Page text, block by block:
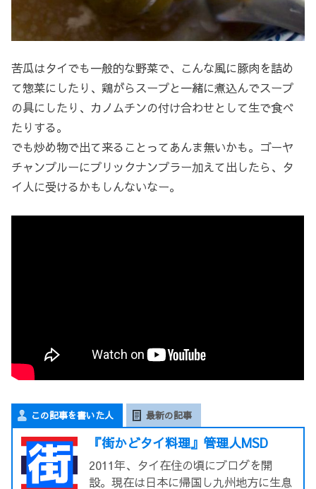
苦瓜はタイでも一般的な野菜で、こんな風に豚肉を詰め
て惣菜にしたり、鶏がらスープと一緒に煮込んでスープ
の具にしたり、カノムチンの付け合わせとして生で食べ
たりする。
でも炒め物で出て来ることってあんま無いかも。ゴーヤ
チャンプルーにプリックナンプラー加えて出したら、タ
イ人に受けるかもしんないなー。
この記事を書いた人 最新の記事
『街かどタイ料理』管理人MSD
2011年、タイ在住の頃にブログを開
設。現在は日本に帰国し九州地方に生息